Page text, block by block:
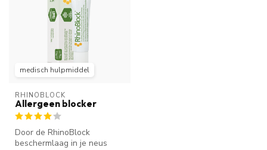
medisch hulpmiddel
RHINOBLOCK
Allergeen blocker
Door de RhinoBlock
beschermlaag in je neus